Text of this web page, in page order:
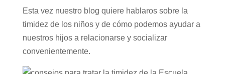
Esta vez nuestro blog quiere hablaros sobre la
timidez de los niños y de cómo podemos ayudar a
nuestros hijos a relacionarse y socializar
convenientemente.